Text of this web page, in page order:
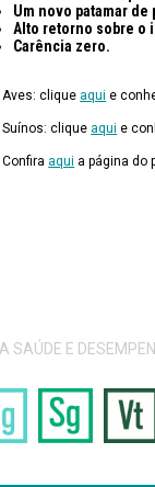
Um novo patamar
Alto retorno sobre o
Carência zero.
Aves: clique aqui e
Suínos: clique aqui e
Confira aqui a página do
SAÚDE E